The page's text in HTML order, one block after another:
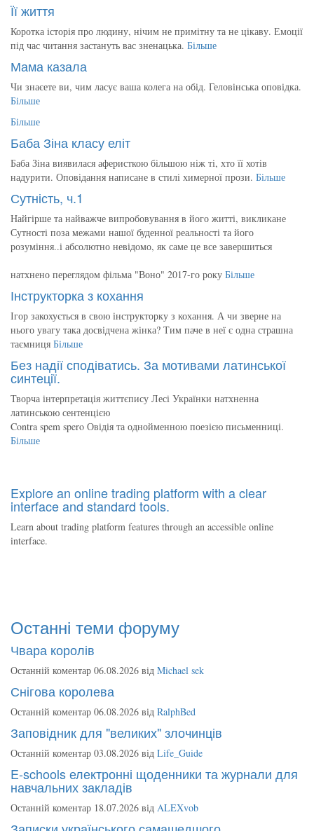
Її життя
Коротка історія про людину, нічим не примітну та не цікаву. Емоції
під час читання застануть вас зненацька. Більше
Мама казала
Чи знаєете ви, чим ласує ваша колега на обід. Геловінська оповідка.
Більше
Більше
Баба Зіна класу еліт
Баба Зіна виявилася аферисткою більшою ніж ті, хто її хотів
надурити. Оповідання написане в стилі химерної прози. Більше
Сутність, ч.1
Найгірше та найважче випробовування в його житті, викликане
Сутності поза межами нашої буденної реальності та його
розуміння..і абсолютно невідомо, як саме це все завершиться
натхнено переглядом фільма "Воно" 2017-го року Більше
Інструкторка з кохання
Ігор закохується в свою інструкторку з кохання. А чи зверне на
нього увагу така досвідчена жінка? Тим паче в неї є одна страшна
таємниця Більше
Без надії сподіватись. За мотивами латинської
синтеції.
Творча інтерпретація життєпису Лесі Українки натхненна
латинською сентенцією
Contra spem spero Овідія та однойменною поезією письменниці.
Більше
Explore an online trading platform with a clear
interface and standard tools.
Learn about trading platform features through an accessible online
interface.
Останні теми форуму
Чвара королів
Останній коментар 06.08.2026 від Michael sek
Снігова королева
Останній коментар 06.08.2026 від RalphBed
Заповідник для "великих" злочинців
Останній коментар 03.08.2026 від Life_Guide
E-schools електронні щоденники та журнали для
навчальних закладів
Останній коментар 18.07.2026 від ALEXvob